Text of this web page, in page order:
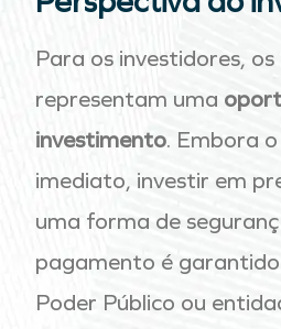
Para os investidores,
representam uma
investimento. Embora
imediato, investir em
uma forma de
pagamento é
Poder Público ou